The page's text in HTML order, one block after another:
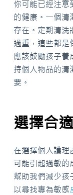
你可能已經注意
的健康。一個清
存在。定期清洗
過重，這些都是
應該鼓勵孩子養
持個人物品的清
要。
選擇合
在選擇個人護理
可能引起過敏的
幫助我們減少孩
以尋找專為敏感